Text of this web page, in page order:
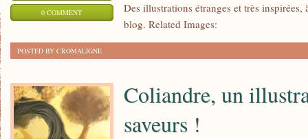
0 COMMENT
Des illustrations étranges et très
blog. Related Images:
POSTED BY CROMALIGNE
Coliandre, un
saveurs !